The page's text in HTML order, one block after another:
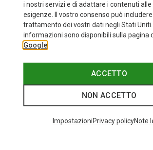
+11 Taglie
ONE SIZE
fino a 30%
I più cercati
i nostri servizi e di adattare i contenuti alle
esigenze. Il vostro consenso può includere
trattamento dei vostri dati negli Stati
informazioni sono disponibili sulla pagina
Google
ACCETTO
NON ACCETTO
ImpostazioniPrivacy policyNote